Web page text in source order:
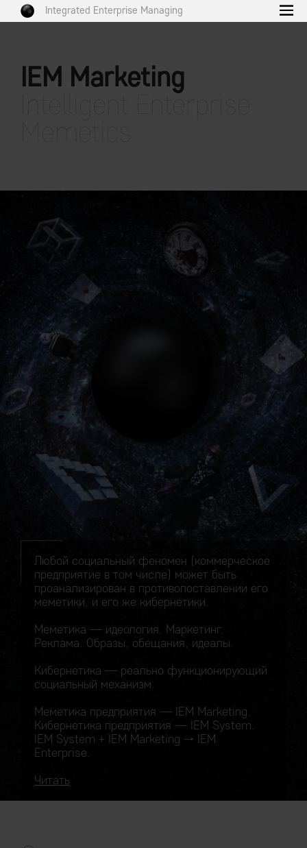
Integrated Enterprise Managing
IEM Marketing
Intelligent Enterprise
Любой социальный феномен (коммерческое
предприятие в том числе) может быть
проанализирован в противопоставлении его
меметики, и его же кибернетики.
Меметика — идеология. Маркетинг.
Реклама. Образы, обещания, идеалы.
Кибернетика — реально функционирующий
социальный механизм.
Меметика предприятия — IEM Marketing.
Кибернетика предприятия — IEM System.
IEM System + IEM Marketing → IEM
Enterprise.
Читать